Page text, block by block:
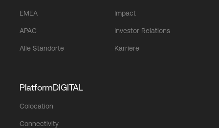
EMEA
APAC
Alle Standorte
Impact
Investor Relations
Karriere
PlatformDIGITAL
Colocation
Connectivity